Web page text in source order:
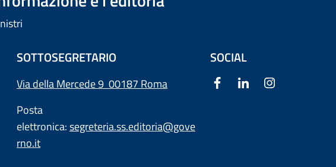
SOTTOSEGRETARIO
Via della Mercede 9 00187 Roma
Posta
elettronica:segreteria.ss.editoria@gove
rno.it
SOCIAL